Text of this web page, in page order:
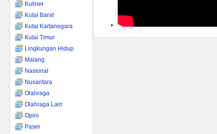
Kuliner
Kutai Barat
Kutai Kartanegara
Kutai Timur
Lingkungan Hidup
Malang
Nasional
Nusantara
Olahraga
Olahraga Lain
Opini
Paser